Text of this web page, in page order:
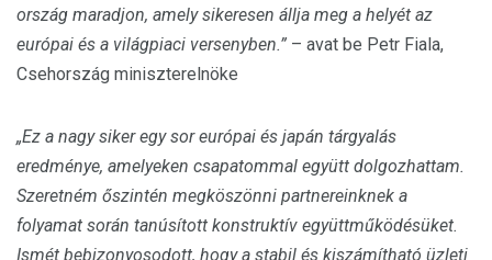
ország maradjon, amely sikeresen állja meg a helyét az
európai és a világpiaci versenyben.” – avat be Petr Fiala,
Csehország miniszterelnöke
„Ez a nagy siker egy sor európai és japán tárgyalás
eredménye, amelyeken csapatommal együtt dolgozhattam.
Szeretném őszintén megköszönni partnereinknek a
folyamat során tanúsított konstruktív együttműködésüket.
Ismét bebizonyosodott, hogy a stabil és kiszámítható üzleti